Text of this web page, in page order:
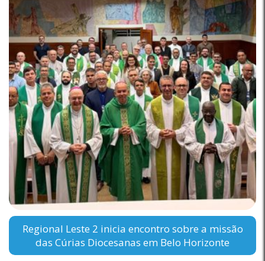
Regional Leste 2 inicia encontro sobre a missão
das Cúrias Diocesanas em Belo Horizonte